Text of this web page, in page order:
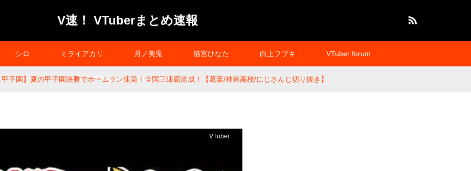
V速！ VTuberまとめ速報
シロ ミライアカリ 月ノ美兎 猫宮ひなた 白上フブキ VTuber forum
プライバシーポリシー
甲子園】夏の甲子園決勝でホームラン連発！全国三連覇達成！【葛葉/神速高校/にじさんじ切り抜き】
VTuber